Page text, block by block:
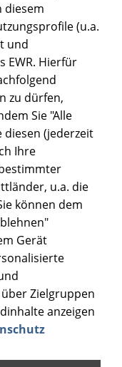
diesem
(u.a.
und
EWR. Hierfür
zu dürfen,
Sie "Alle
diesen (jederzeit
Ihre
u.a. die
können dem
Gerät
Zielgruppen
anzeigen